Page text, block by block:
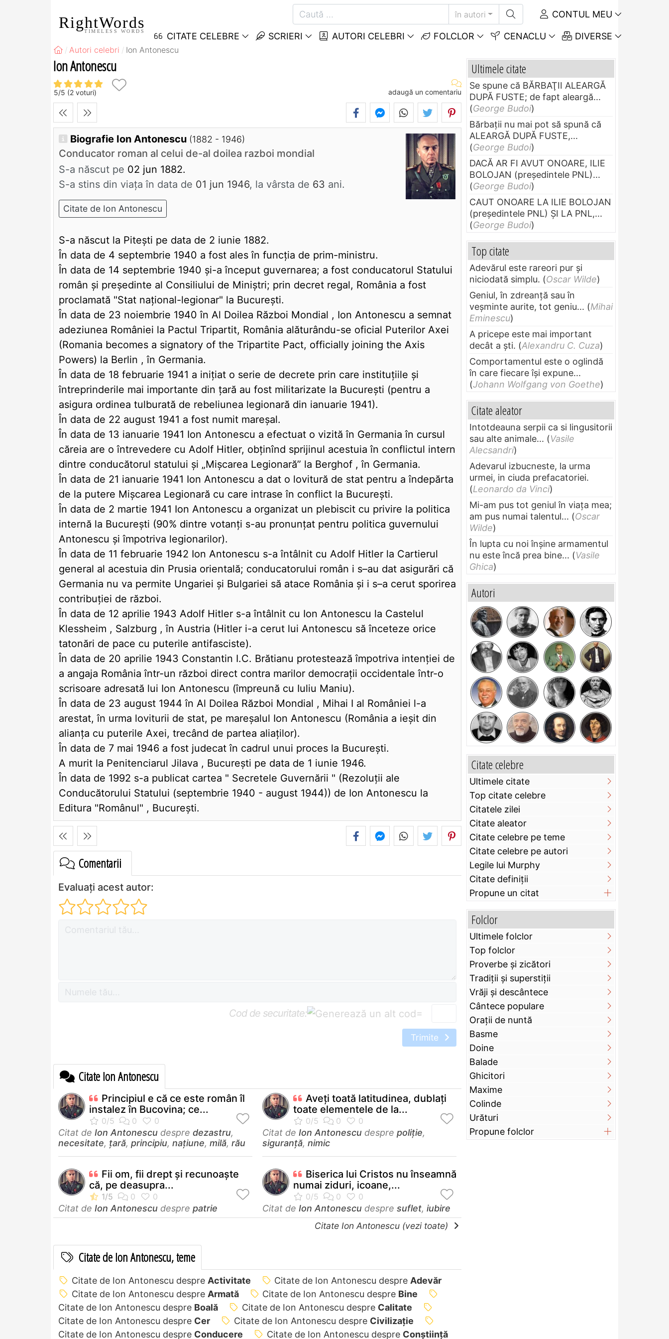
RightWords
TIMELESS WORDS
în autori CONTUL MEU
CITATE CELEBRE SCRIERI AUTORI CELEBRI FOLCLOR CENACLU DIVERSE
Autori celebri Ion Antonescu
Ion Antonescu
5/5 (2 voturi) adaugă un comentariu
Biografie Ion Antonescu (1882 - 1946)
Conducator roman al celui de-al doilea razboi mondial
S-a născut pe 02 jun 1882.
S-a stins din viaţa în data de 01 jun 1946, la vârsta de 63 ani.
Citate de Ion Antonescu
S-a născut la Piteşti pe data de 2 iunie 1882.
În data de 4 septembrie 1940 a fost ales în funcţia de prim-ministru.
În data de 14 septembrie 1940 şi-a început guvernarea; a fost conducatorul Statului
român şi preşedinte al Consiliului de Miniştri; prin decret regal, România a fost
proclamată "Stat naţional-legionar" la Bucureşti.
În data de 23 noiembrie 1940 în Al Doilea Război Mondial , Ion Antonescu a semnat
adeziunea României la Pactul Tripartit, România alăturându-se oficial Puterilor Axei
(Romania becomes a signatory of the Tripartite Pact, officially joining the Axis
Powers) la Berlin , în Germania.
În data de 18 februarie 1941 a iniţiat o serie de decrete prin care instituţiile şi
întreprinderile mai importante din ţară au fost militarizate la Bucureşti (pentru a
asigura ordinea tulburată de rebeliunea legionară din ianuarie 1941).
În data de 22 august 1941 a fost numit mareşal.
În data de 13 ianuarie 1941 Ion Antonescu a efectuat o vizită în Germania în cursul
căreia are o întrevedere cu Adolf Hitler, obţinînd sprijinul acestuia în conflictul intern
dintre conducătorul statului şi „Mişcarea Legionară” la Berghof , în Germania.
În data de 21 ianuarie 1941 Ion Antonescu a dat o lovitură de stat pentru a îndepărta
de la putere Mişcarea Legionară cu care intrase în conflict la Bucureşti.
În data de 2 martie 1941 Ion Antonescu a organizat un plebiscit cu privire la politica
internă la Bucureşti (90% dintre votanţi s-au pronunţat pentru politica guvernului
Antonescu şi împotriva legionarilor).
În data de 11 februarie 1942 Ion Antonescu s-a întâlnit cu Adolf Hitler la Cartierul
general al acestuia din Prusia orientală; conducatorului român i s–au dat asigurări că
Germania nu va permite Ungariei şi Bulgariei să atace România şi i s–a cerut sporirea
contribuţiei de război.
În data de 12 aprilie 1943 Adolf Hitler s-a întâlnit cu Ion Antonescu la Castelul
Klessheim , Salzburg , în Austria (Hitler i-a cerut lui Antonescu să înceteze orice
tatonări de pace cu puterile antifasciste).
În data de 20 aprilie 1943 Constantin I.C. Brătianu protestează împotriva intenţiei de
a angaja România într-un război direct contra marilor democraţii occidentale într-o
scrisoare adresată lui Ion Antonescu (împreună cu Iuliu Maniu).
În data de 23 august 1944 în Al Doilea Război Mondial , Mihai I al României l-a
arestat, în urma loviturii de stat, pe mareşalul Ion Antonescu (România a ieşit din
alianţa cu puterile Axei, trecând de partea aliaţilor).
În data de 7 mai 1946 a fost judecat în cadrul unui proces la Bucureşti.
A murit la Penitenciarul Jilava , Bucureşti pe data de 1 iunie 1946.
În data de 1992 s-a publicat cartea " Secretele Guvernării " (Rezoluţii ale
Conducătorului Statului (septembrie 1940 - august 1944)) de Ion Antonescu la
Editura "Românul" , Bucureşti.
Comentarii
Evaluați acest autor:
Cod de securitate: =
Trimite
Citate Ion Antonescu
Principiul e că ce este român îl
instalez în Bucovina; ce...
Citat de Ion Antonescu despre dezastru,
necesitate, țară, principiu, națiune, milă, rău
Aveţi toată latitudinea, dublaţi
toate elementele de la...
Citat de Ion Antonescu despre poliție,
siguranță, nimic
Fii om, fii drept şi recunoaşte
că, pe deasupra...
Citat de Ion Antonescu despre patrie
Biserica lui Cristos nu înseamnă
numai ziduri, icoane,...
Citat de Ion Antonescu despre suflet, iubire
Citate Ion Antonescu (vezi toate)
Citate de Ion Antonescu, teme
Citate de Ion Antonescu despre Activitate Citate de Ion Antonescu despre Adevăr
Citate de Ion Antonescu despre Armată Citate de Ion Antonescu despre Bine
Citate de Ion Antonescu despre Boală Citate de Ion Antonescu despre Calitate
Citate de Ion Antonescu despre Cer Citate de Ion Antonescu despre Civilizație
Citate de Ion Antonescu despre Conducere Citate de Ion Antonescu despre Conștiință
Ultimele citate
Se spune că BĂRBAŢII ALEARGĂ
DUPĂ FUSTE; de fapt aleargă...
(George Budoi)
Bărbaţii nu mai pot să spună că
ALEARGĂ DUPĂ FUSTE,...
(George Budoi)
DACĂ AR FI AVUT ONOARE, ILIE
BOLOJAN (preşedintele PNL)...
(George Budoi)
CAUT ONOARE LA ILIE BOLOJAN
(preşedintele PNL) ŞI LA PNL,...
(George Budoi)
Top citate
Adevărul este rareori pur și
niciodată simplu. (Oscar Wilde)
Geniul, în zdreanţă sau în
veşminte aurite, tot geniu... (Mihai
Eminescu)
A pricepe este mai important
decât a ști. (Alexandru C. Cuza)
Comportamentul este o oglindă
în care fiecare își expune...
(Johann Wolfgang von Goethe)
Citate aleator
Intotdeauna serpii ca si lingusitorii
sau alte animale... (Vasile
Alecsandri)
Adevarul izbucneste, la urma
urmei, in ciuda prefacatoriei.
(Leonardo da Vinci)
Mi-am pus tot geniul în viața mea;
am pus numai talentul... (Oscar
Wilde)
În lupta cu noi înșine armamentul
nu este încă prea bine... (Vasile
Ghica)
Autori
Citate celebre
Ultimele citate
Top citate celebre
Citatele zilei
Citate aleator
Citate celebre pe teme
Citate celebre pe autori
Legile lui Murphy
Citate definiţii
Propune un citat
Folclor
Ultimele folclor
Top folclor
Proverbe și zicători
Tradiții și superstiții
Vrăji și descântece
Cântece populare
Orații de nuntă
Basme
Doine
Balade
Ghicitori
Maxime
Colinde
Urături
Propune folclor